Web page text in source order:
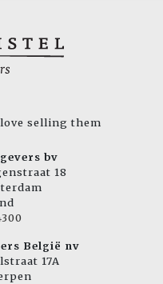
selling them
bv
18
België nv
17A